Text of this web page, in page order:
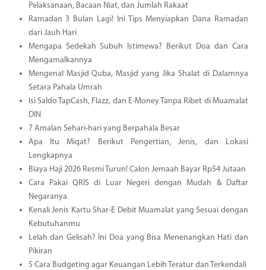
Pelaksanaan, Bacaan Niat, dan Jumlah Rakaat
Ramadan 3 Bulan Lagi! Ini Tips Menyiapkan Dana Ramadan
dari Jauh Hari
Mengapa Sedekah Subuh Istimewa? Berikut Doa dan Cara
Mengamalkannya
Mengenal Masjid Quba, Masjid yang Jika Shalat di Dalamnya
Setara Pahala Umrah
Isi Saldo TapCash, Flazz, dan E-Money Tanpa Ribet di Muamalat
DIN
7 Amalan Sehari-hari yang Berpahala Besar
Apa Itu Miqat? Berikut Pengertian, Jenis, dan Lokasi
Lengkapnya
Biaya Haji 2026 Resmi Turun! Calon Jemaah Bayar Rp54 Jutaan
Cara Pakai QRIS di Luar Negeri dengan Mudah & Daftar
Negaranya
Kenali Jenis Kartu Shar-E Debit Muamalat yang Sesuai dengan
Kebutuhanmu
Lelah dan Gelisah? Ini Doa yang Bisa Menenangkan Hati dan
Pikiran
5 Cara Budgeting agar Keuangan Lebih Teratur dan Terkendali